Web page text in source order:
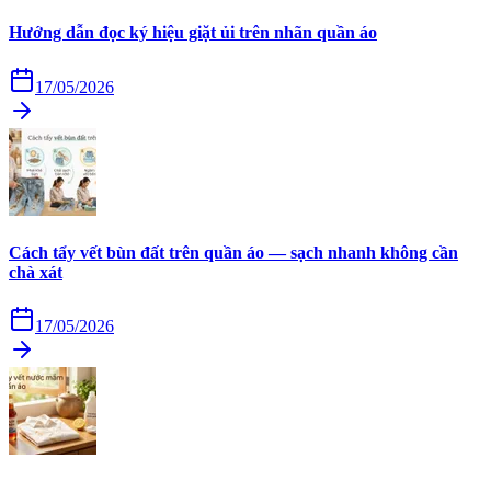
Hướng dẫn đọc ký hiệu giặt ủi trên nhãn quần áo
17/05/2026
Cách tẩy vết bùn đất trên quần áo — sạch nhanh không cần
chà xát
17/05/2026